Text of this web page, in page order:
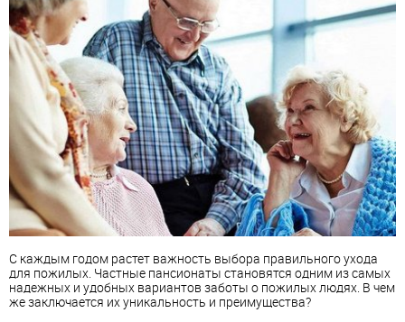
С каждым годом растет важность выбора правильного ухода
для пожилых. Частные пансионаты становятся одним из самых
надежных и удобных вариантов заботы о пожилых людях. В чем
же заключается их уникальность и преимущества?